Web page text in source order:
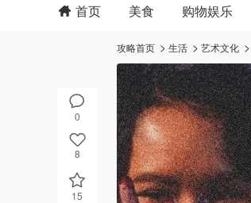
0
8
15
首页 美食 购物娱乐
攻略首页 生活 艺术文化